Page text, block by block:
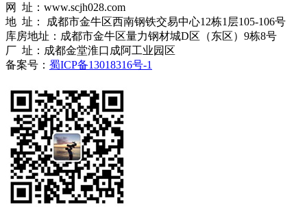
网 址：www.scjh028.com
地 址： 成都市金牛区西南钢铁交易中心12栋1层105-106号
库房地址：成都市金牛区量力钢材城D区（东区）9栋8号
厂 址：成都金堂淮口成阿工业园区
备案号： 蜀ICP备13018316号-1